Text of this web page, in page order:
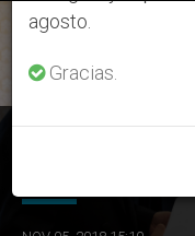
ÚLTIMAS NOTICIAS
agosto.
Gracias.